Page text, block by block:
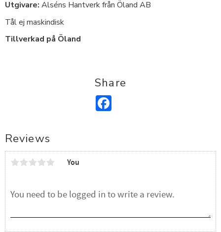
Utgivare: Alséns Hantverk från Öland AB
Tål ej maskindisk
Tillverkad på Öland
Share
Reviews
You